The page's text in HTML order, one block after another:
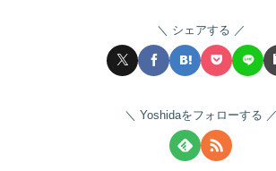
シェアする
Yoshidaをフォローする